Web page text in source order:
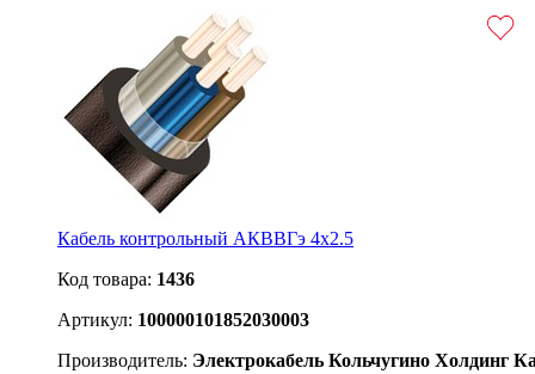
Кабель контрольный АКВВГэ 4х2.5
Код товара: 1436
Артикул: 100000101852030003
Производитель: Электрокабель Кольчугино Холдинг